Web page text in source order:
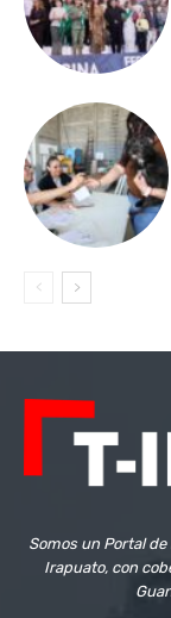
Somos un Portal
Irapuato, con